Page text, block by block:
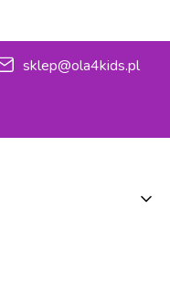
sklep@ola4kids.pl